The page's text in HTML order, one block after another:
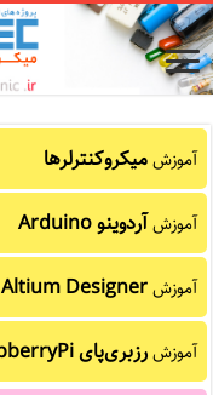
آموزشمیکروکنترلرها
آموزشآردوینو Arduino
آموزشAltium Designer
آموزشرزبری‌پای RaspberryPi